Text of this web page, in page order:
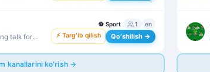
talk for
⚽ Sport 1 en
⚡ Targʻib qilish Qoʻshilish →
kanallarini koʻrish →